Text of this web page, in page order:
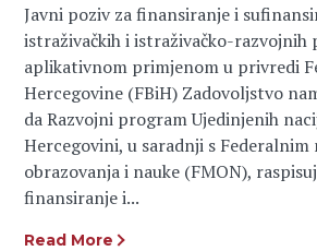
Javni poziv za finansiranje i
istraživačkih i istraživačko-razvojnih
aplikativnom primjenom u privredi
Hercegovine (FBiH) Zadovoljstvo
da Razvojni program Ujedinjenih
Hercegovini, u saradnji s
obrazovanja i nauke (FMON),
finansiranje i...
Read More